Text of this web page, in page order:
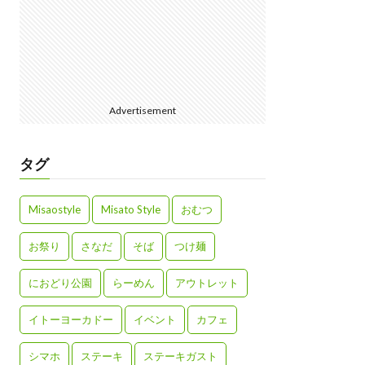
Advertisement
タグ
Misaostyle Misato Style おむつ
お祭り さなだ そば つけ麺
におどり公園 らーめん アウトレット
イトーヨーカドー イベント カフェ
シマホ ステーキ ステーキガスト